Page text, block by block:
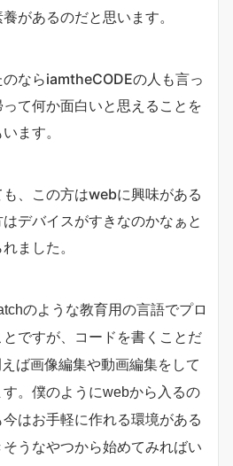
があるのだと思います。
ならiamtheCODEの人も言っ
て何か面白いと思えることを
ます。
、この方はwebに興味がある
デバイスがすきなのかなぁと
ました。
のような教育用の言語でプロ
ですが、コードを書くことだ
ば画像編集や動画編集をして
。僕のようにwebから入るの
はお手軽に作れる環境がある
うなやつから始めてみればい